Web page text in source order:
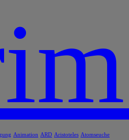
Animation ARD Aristoteles Atomseuche